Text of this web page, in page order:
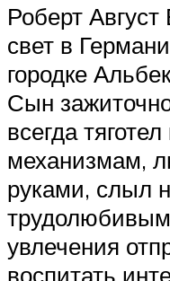
Роберт
свет в
городке
Сын
всегда
механизмам,
руками, слыл
увлечения
воспитать